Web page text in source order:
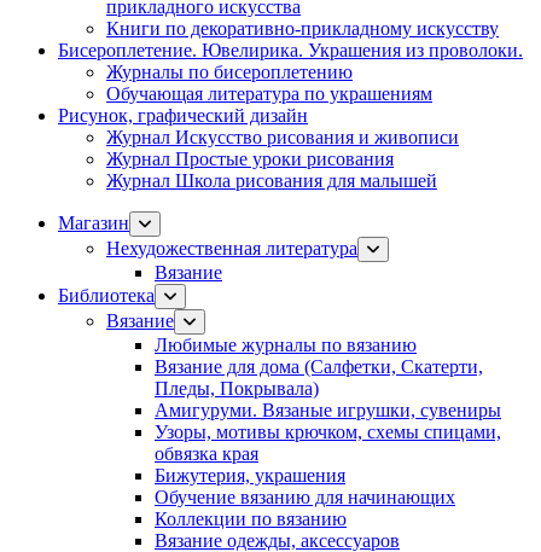
прикладного искусства
Книги по декоративно-прикладному искусству
Бисероплетение. Ювелирика. Украшения из проволоки.
Журналы по бисероплетению
Обучающая литература по украшениям
Рисунок, графический дизайн
Журнал Искусство рисования и живописи
Журнал Простые уроки рисования
Журнал Школа рисования для малышей
Магазин
Нехудожественная литература
Вязание
Библиотека
Вязание
Любимые журналы по вязанию
Вязание для дома (Салфетки, Скатерти,
Пледы, Покрывала)
Амигуруми. Вязаные игрушки, сувениры
Узоры, мотивы крючком, схемы спицами,
обвязка края
Бижутерия, украшения
Обучение вязанию для начинающих
Коллекции по вязанию
Вязание одежды, аксессуаров